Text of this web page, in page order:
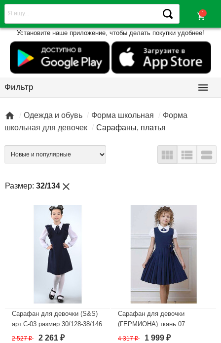
shopping_cart
Установите наше приложение, чтобы делать покупки удобнее!
Фильтр 
 Одежда и обувь Форма школьная
Форма
школьная для девочек
Сарафаны, платья
  
Размер: 32/134 close
Сарафан для девочки (S&S)
арт.С-03 размер 30/128-38/146
цвет темно-синий
2 527₽ 2 261 ₽
Сарафан для девочки
(ГЕРМИОНА) ткань 07
арт.5220-07 размер 30/122-
4 317₽ 1 999 ₽